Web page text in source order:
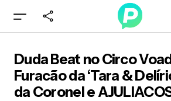
& Delírio’ com TZ da Coronel e
Duda Beat no Circo
Furacão da ‘Tara &
da Coronel e